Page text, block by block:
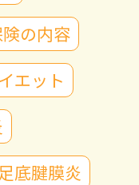
の内容
エット
足底腱膜炎